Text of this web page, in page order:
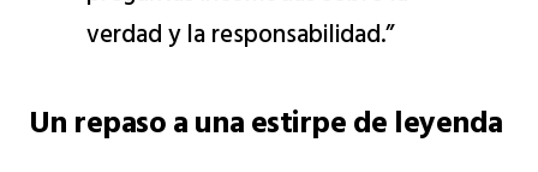
verdad y la responsabilidad.”
Un repaso a una estirpe de leyenda